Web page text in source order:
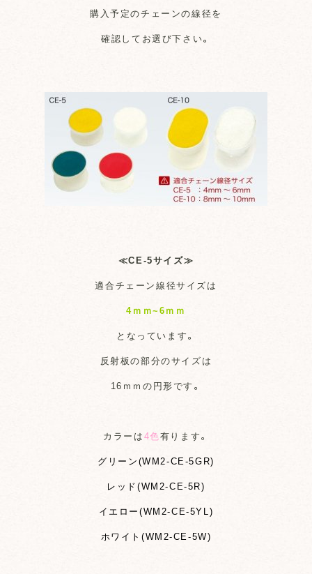
購入予定のチェーンの線径を
確認してお選び下さい。
≪CE-5サイズ≫
適合チェーン線径サイズは
4ｍｍ~6ｍｍ
となっています。
反射板の部分のサイズは
16ｍｍの円形です。
カラーは4色有ります。
グリーン(WM2-CE-5GR)
レッド(WM2-CE-5R)
イエロー(WM2-CE-5YL)
ホワイト(WM2-CE-5W)